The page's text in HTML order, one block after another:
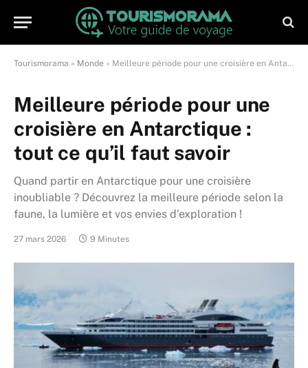
Tourismorama » Monde » Meilleure période pour une croisière en Antarctique : tout ce qu’il faut savoir
Meilleure période pour une
croisière en Antarctique :
tout ce qu’il faut savoir
Quand partir en Antarctique pour une croisière
inoubliable ? Découvrez la meilleure période selon la
faune, la lumière et vos envies d’exploration !
27 mars 2026 9 Minutes